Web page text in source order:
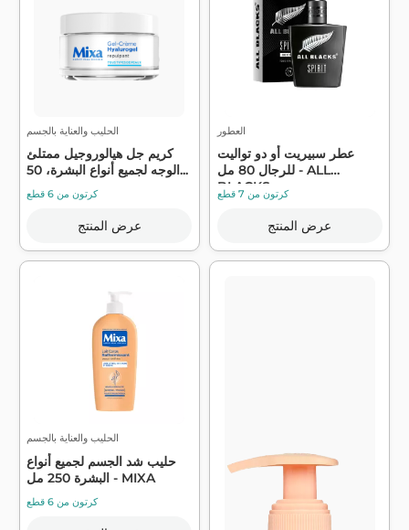
الحليب والعناية بالجسم
كريم جل هيالوروجيل ممتلئ
الوجه لجميع أنواع البشرة، 50...
كرتون من 6 قطع
عرض المنتج
العطور
عطر سبيريت أو دو تواليت
للرجال 80 مل - ALL
BLACKSكرتون من 7 قطع
عرض المنتج
الحليب والعناية بالجسم
حليب شد الجسم لجميع أنواع
البشرة 250 مل - MIXA
كرتون من 6 قطع